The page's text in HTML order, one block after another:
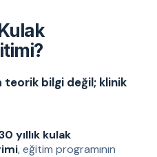
teorik bilgi değil; klinik
yıllık kulak
, eğitim programının